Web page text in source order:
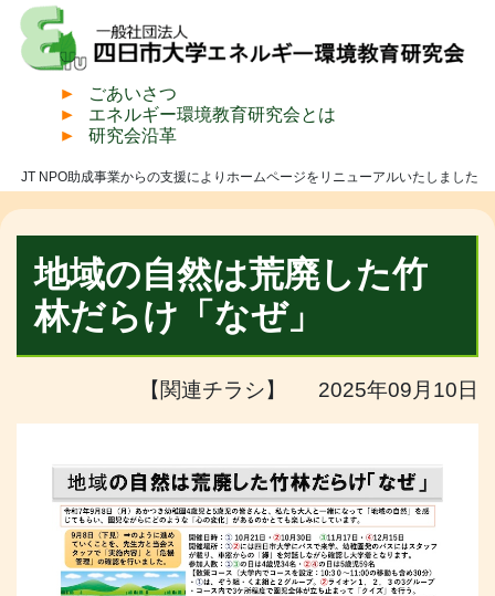
ごあいさつ
エネルギー環境教育研究会とは
研究会沿革
JT NPO助成事業からの支援によりホームページをリニューアルいたしました
地域の自然は荒廃した竹
林だらけ「なぜ」
【関連チラシ】 2025年09月10日